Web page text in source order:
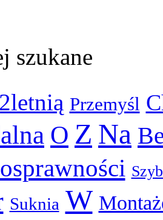
szukane
2letnią Przemyśl
O Z Na
Suknia W